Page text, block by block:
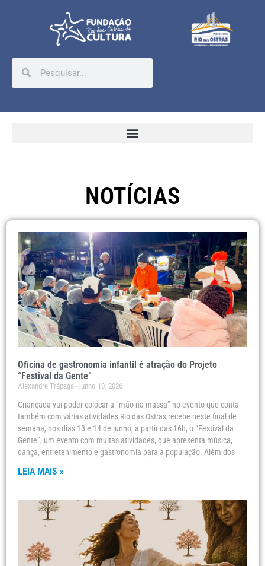
NOTÍCIAS
Oficina de gastronomia infantil é atração do Projeto
“Festival da Gente”
Alexandre Trápaga junho 10, 2026
Criançada vai poder colocar a “mão na massa” no evento que conta
também com várias atividades Rio das Ostras recebe neste final de
semana, nos dias 13 e 14 de junho, a partir das 16h, o “Festival da
Gente”, um evento com muitas atividades, que apresenta música,
dança, entretenimento e gastronomia para a população. Além dos
LEIA MAIS »